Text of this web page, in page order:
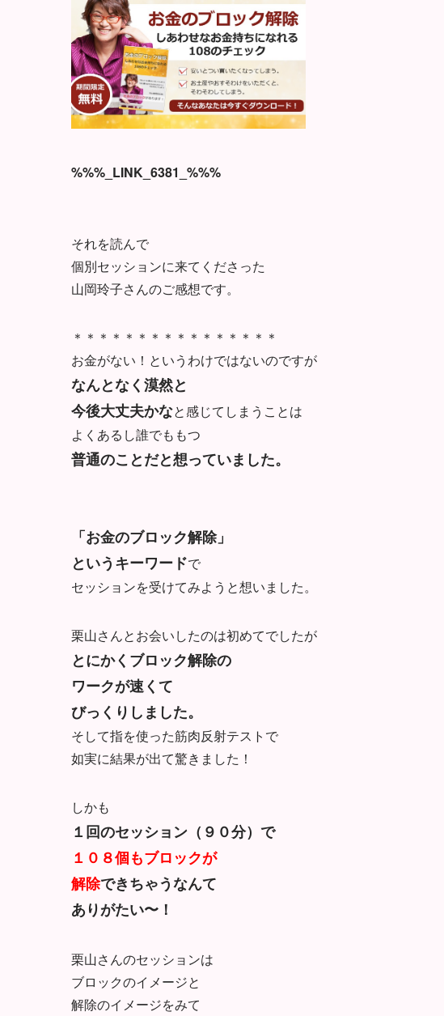
%%%_LINK_6381_%%%
それを読んで
個別セッションに来てくださった
山岡玲子さんのご感想です。
＊＊＊＊＊＊＊＊＊＊＊＊＊＊＊＊
お金がない！というわけではないのですが
なんとなく漠然と
今後大丈夫かなと感じてしまうことは
よくあるし誰でももつ
普通のことだと想っていました。
「お金のブロック解除」
というキーワードで
セッションを受けてみようと想いました。
栗山さんとお会いしたのは初めてでしたが
とにかくブロック解除の
ワークが速くて
びっくりしました。
そして指を使った筋肉反射テストで
如実に結果が出て驚きました！
しかも
１回のセッション（９０分）で
１０８個もブロックが
解除できちゃうなんて
ありがたい〜！
栗山さんのセッションは
ブロックのイメージと
解除のイメージをみて